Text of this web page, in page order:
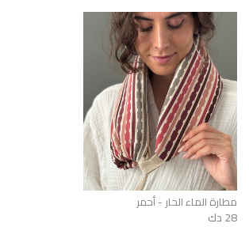
مطارة الماء الحار - أحمر
28 دك